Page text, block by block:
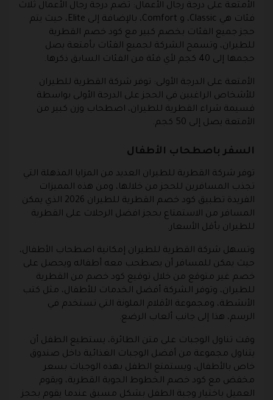
الأمتعة على درجة رجال الأعمال: تضم درجة رجال الأعمال ثلاث
فئات هي Classic، و Comfort، بالإضافة إلى Elite، حيث يتم
حجز جميع الفئات بخصم كبير مع كود خصم القطرية
للطيران، وتسمح الشركة لجميع الفئات بأمتعة يصل
حجمها إلى 40 كجم لأي فئة من الفئات السابق ذكرها.
الأمتعة على الدرجة الأولى: توفر شركة القطرية للطيران
للأشخاص الراغبين في الحجز على الدرجة الأولى بواسطة
قسيمة شراء القطرية للطيران، اصطحاب وزن كبير من
الأمتعة يصل إلى 50 كجم.
السفر باصطحاب الأطفال
توفر شركة القطرية للطيران العديد من المزايا المذهلة التي
تجذب المسافرين للحجز من خلالها، ومن هذه المميزات
الفريدة تطبيق كود خصم القطرية للطيران 2026 الذي يمكن
المسافر من الاستمتاع بحجز افضل الرحلات على القطرية
للطيران بأقل الأسعار.
وتسهل شركة القطرية للطيران إمكانية اصطحاب الأطفال،
حيث يمكن للمسافر أن يصطحب معه أطفاله ويحصل على
خصم غير متوقع من خلال توقيع كود خصم من القطرية
للطيران، وتوفر الشركة أفضل الخدمات للأطفال، مثل كتب
الأنشطة، ومجموعة الأقلام الملونة التي تستخدم في
الرسم، هذا إلى جانب ألعاب الرضع.
وقت تناول الوجبات على متن الطائرة، يستطيع الطفل أن
يتناول مجموعة من أفضل الوجبات الغذائية داخل صندوق
خاص بالأطفال، ويستمتع الطفل بهذه الوجبات بسعر
مخفض مع كود خصم الخطوط الجوية القطرية، ويقوم
العميل باختيار وجبة الطفل بشكل مسبق عندما يقوم بحجز